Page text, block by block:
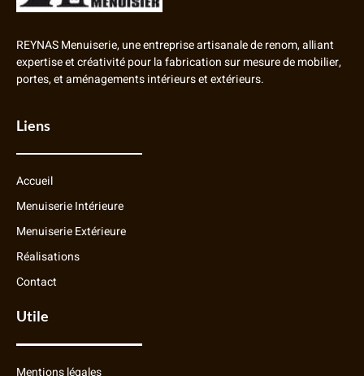
REYNAS Menuiserie, une entreprise artisanale de renom, alliant
expertise et créativité pour la fabrication sur mesure de mobilier,
portes, et aménagements intérieurs et extérieurs.
Liens
Accueil
Menuiserie Intérieure
Menuiserie Extérieure
Réalisations
Contact
Utile
Mentions légales